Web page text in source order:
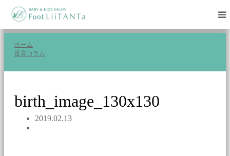
ホーム
足育コラム
birth_image_130x130
2019.02.13